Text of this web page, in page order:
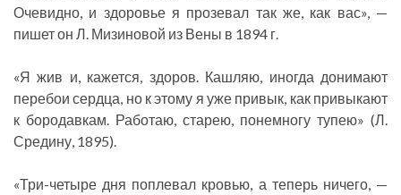
Очевидно, и здоровье я прозевал так же, как вас», —
пишет он Л. Мизиновой из Вены в 1894 г.
«Я жив и, кажется, здоров. Кашляю, иногда донимают
перебои сердца, но к этому я уже привык, как привыкают
к бородавкам. Работаю, старею, понемногу тупею» (Л.
Средину, 1895).
«Три-четыре дня поплевал кровью, а теперь ничего, —